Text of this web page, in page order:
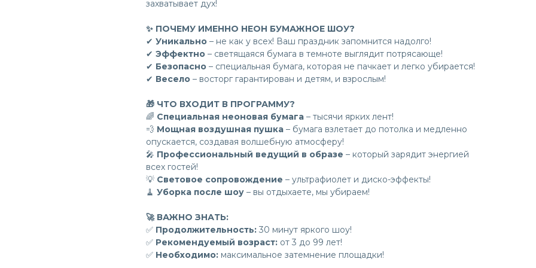
захватывает дух!
✨ ПОЧЕМУ ИМЕННО НЕОН БУМАЖНОЕ ШОУ?
✔ Уникально – не как у всех! Ваш праздник запомнится надолго!
✔ Эффектно – светящаяся бумага в темноте выглядит потрясающе!
✔ Безопасно – специальная бумага, которая не пачкает и легко убирается!
✔ Весело – восторг гарантирован и детям, и взрослым!
🎁 ЧТО ВХОДИТ В ПРОГРАММУ?
🌈 Специальная неоновая бумага – тысячи ярких лент!
💨 Мощная воздушная пушка – бумага взлетает до потолка и медленно
опускается, создавая волшебную атмосферу!
🎤 Профессиональный ведущий в образе – который зарядит энергией
всех гостей!
💡 Световое сопровождение – ультрафиолет и диско-эффекты!
🧹 Уборка после шоу – вы отдыхаете, мы убираем!
🚀 ВАЖНО ЗНАТЬ:
✅ Продолжительность: 30 минут яркого шоу!
✅ Рекомендуемый возраст: от 3 до 99 лет!
✅ Необходимо: максимальное затемнение площадки!